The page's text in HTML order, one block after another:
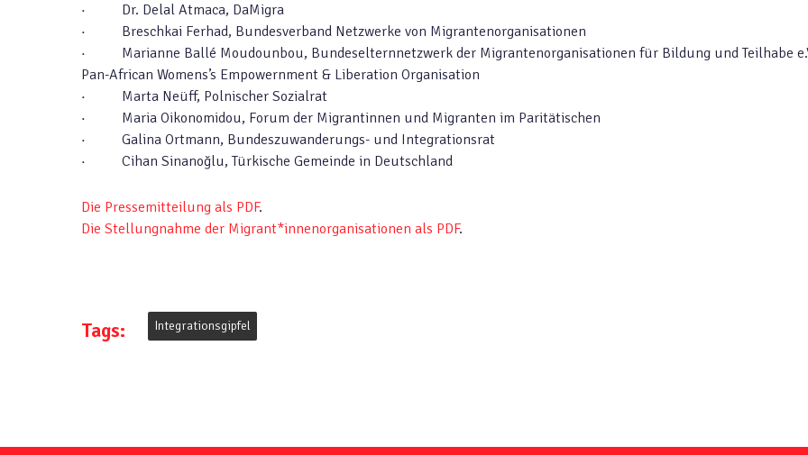
· Dr. Delal Atmaca, DaMigra
· Breschkai Ferhad, Bundesverband Netzwerke von Migrantenorganisationen
· Marianne Ballé Moudounbou, Bundeselternnetzwerk der Migrantenorganisationen für Bildung und Teilhabe
Pan-African Womens’s Empowernment & Liberation Organisation
· Marta Neüff, Polnischer Sozialrat
· Maria Oikonomidou, Forum der Migrantinnen und Migranten im Paritätischen
· Galina Ortmann, Bundeszuwanderungs- und Integrationsrat
· Cihan Sinanoğlu, Türkische Gemeinde in Deutschland
Die Pressemitteilung als PDF.
Die Stellungnahme der Migrant*innenorganisationen als PDF.
Tags: Integrationsgipfel